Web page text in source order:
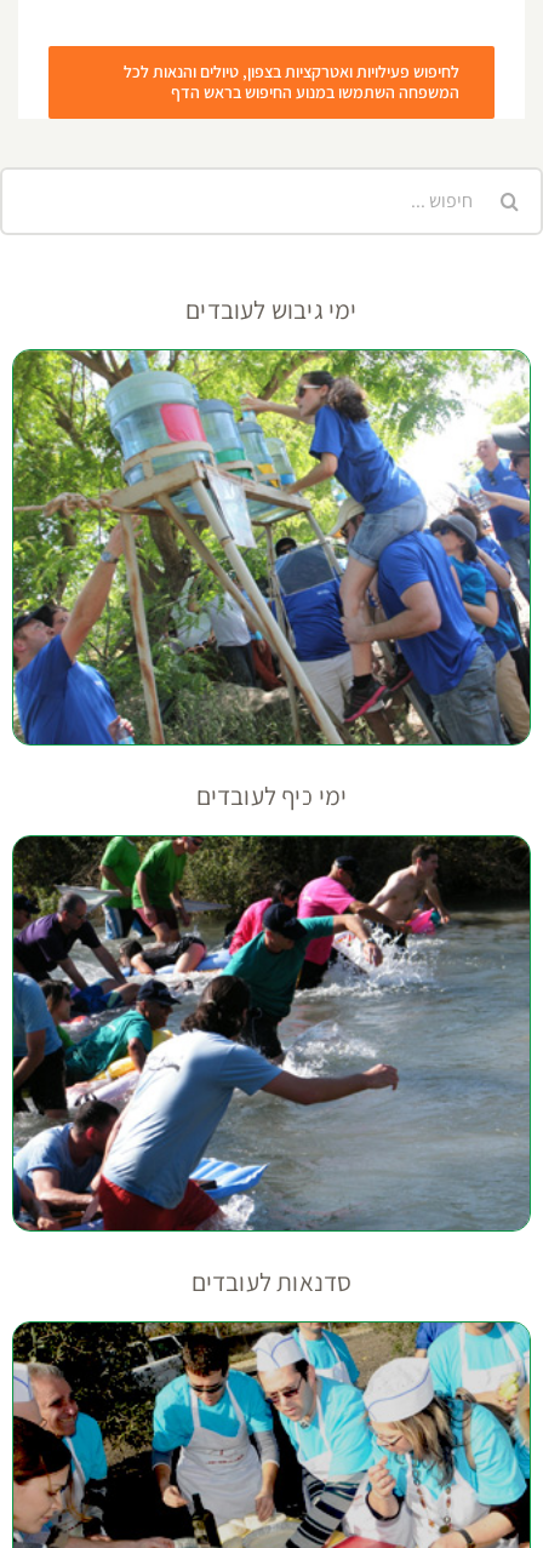
לחיפוש פעילויות ואטרקציות בצפון, טיולים והנאות לכל
המשפחה השתמשו במנוע החיפוש בראש הדף
ימי גיבוש לעובדים
ימי כיף לעובדים
סדנאות לעובדים